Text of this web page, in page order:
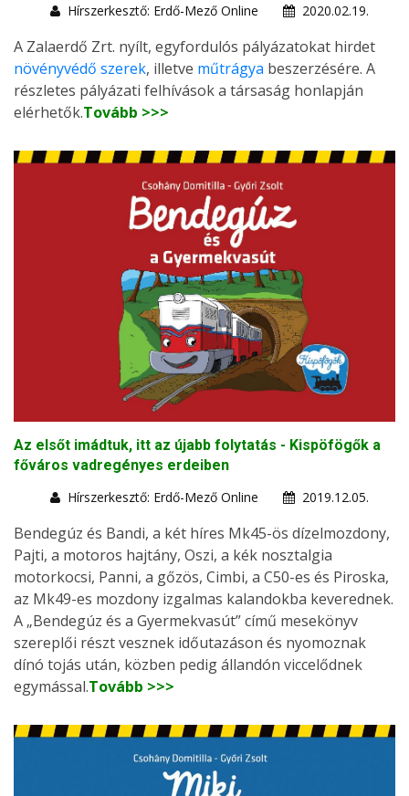
Hírszerkesztő: Erdő-Mező Online
2020.02.19.
A Zalaerdő Zrt. nyílt, egyfordulós pályázatokat hirdet
növényvédő szerek, illetve műtrágya beszerzésére. A
részletes pályázati felhívások a társaság honlapján
elérhetők.Tovább >>>
Az elsőt imádtuk, itt az újabb folytatás - Kispöfögők a
főváros vadregényes erdeiben
Hírszerkesztő: Erdő-Mező Online
2019.12.05.
Bendegúz és Bandi, a két híres Mk45-ös dízelmozdony,
Pajti, a motoros hajtány, Oszi, a kék nosztalgia
motorkocsi, Panni, a gőzös, Cimbi, a C50-es és Piroska,
az Mk49-es mozdony izgalmas kalandokba keverednek.
A „Bendegúz és a Gyermekvasút” című mesekönyv
szereplői részt vesznek időutazáson és nyomoznak
dínó tojás után, közben pedig állandón viccelődnek
egymással.Tovább >>>